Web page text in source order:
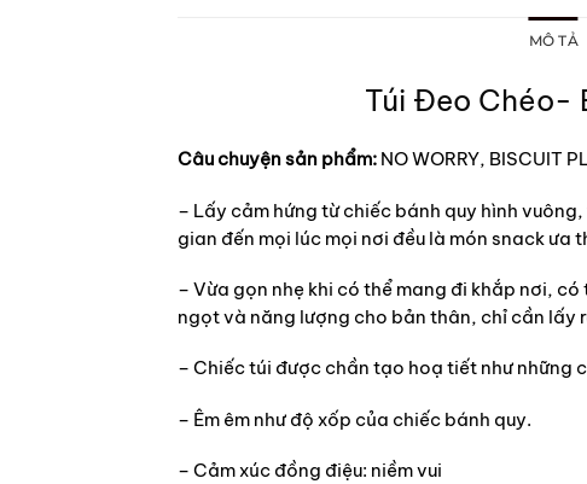
MÔ TẢ
Túi Đeo Chéo-
Câu chuyện sản phẩm: NO WORRY, BISCUIT
– Lấy cảm hứng từ chiếc bánh quy hình
gian đến mọi lúc mọi nơi đều là món snack ưa
– Vừa gọn nhẹ khi có thể mang đi khắp nơi,
ngọt và năng lượng cho bản thân, chỉ cần lấy
– Chiếc túi được chần tạo hoạ tiết như những
– Êm êm như độ xốp của chiếc bánh quy.
– Cảm xúc đồng điệu: niềm vui